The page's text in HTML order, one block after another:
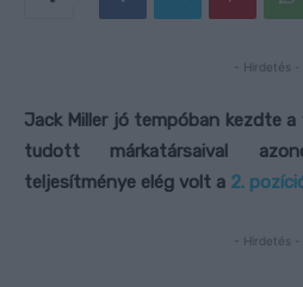
- Hirdetés -
Jack Miller jó tempóban kezdte
tudott márkatársaival
teljesítménye elég volt a 2.
- Hirdetés -